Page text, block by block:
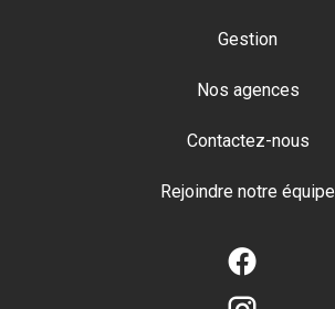
Gestion
Nos agences
Contactez-nous
Rejoindre notre équipe